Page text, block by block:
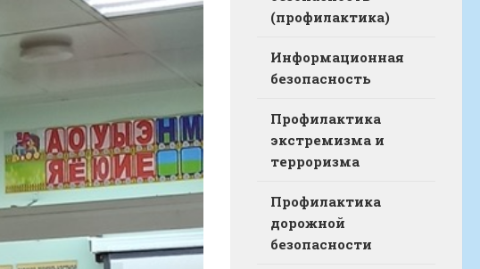
(профилактика)
Информационная
безопасность
Профилактика
экстремизма и
терроризма
Профилактика
дорожной
безопасности